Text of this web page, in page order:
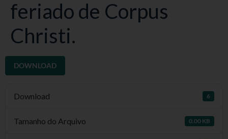
feriado de Corpus
Christi.
DOWNLOAD
Download 6
Tamanho do Arquivo 0.00 KB